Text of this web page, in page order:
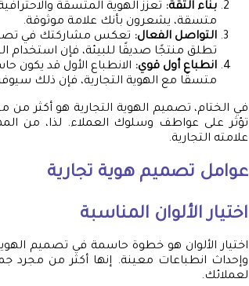
بناء الثقة: تعزز الهوية المتسقة
متسقة، يشعرون بأنك علامة موثوقة.
التواصل الفعال: تعكس مشاركتك في تصميم
تطلق منتجًا صديقًا للبيئة، فإن استخدام
انطباع أول قوي: الانطباع الأول قد يكون
متسقًا مع الهوية التجارية، فإن ذلك سيوفر
في الختام، تصميم الهوية التجارية هو أكثر
تؤثر على عواطف وسلوك العملاء. لذا، من
علامته التجارية.
عوامل تصميم هوية تجارية
اختيار الألوان المناسبة
اختيار الألوان هو خطوة حاسمة في تصميم
وإحداث انطباعات معينة. إنها أكثر من مجرد
لعملائك.